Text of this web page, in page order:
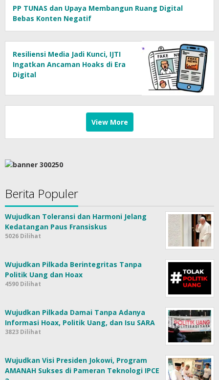
PP TUNAS dan Upaya Membangun Ruang Digital
Bebas Konten Negatif
Resiliensi Media Jadi Kunci, IJTI
Ingatkan Ancaman Hoaks di Era
Digital
View More
Berita Populer
Wujudkan Toleransi dan Harmoni Jelang
Kedatangan Paus Fransiskus
5026 Dilihat
Wujudkan Pilkada Berintegritas Tanpa
Politik Uang dan Hoax
4590 Dilihat
Wujudkan Pilkada Damai Tanpa Adanya
Informasi Hoax, Politik Uang, dan Isu SARA
3823 Dilihat
Wujudkan Visi Presiden Jokowi, Program
AMANAH Sukses di Pameran Teknologi IPCE